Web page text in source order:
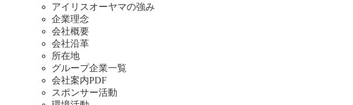
アイリスオーヤマの強み
企業理念
会社概要
会社沿革
所在地
グループ企業一覧
会社案内PDF
スポンサー活動